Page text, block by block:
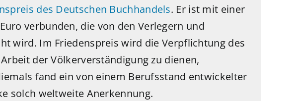
des Deutschen Buchhandels. Er ist mit einer
verbunden, die von den Verlegern und
wird. Im Friedenspreis wird die Verpflichtung des
der Völkerverständigung zu dienen,
fand ein von einem Berufsstand entwickelter
solch weltweite Anerkennung.